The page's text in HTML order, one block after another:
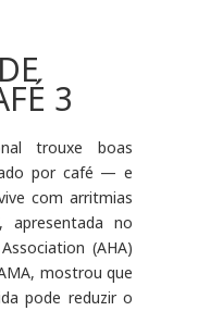
3
trouxe boas
por café — e
com arritmias
apresentada no
(AHA)
mostrou que
pode reduzir o